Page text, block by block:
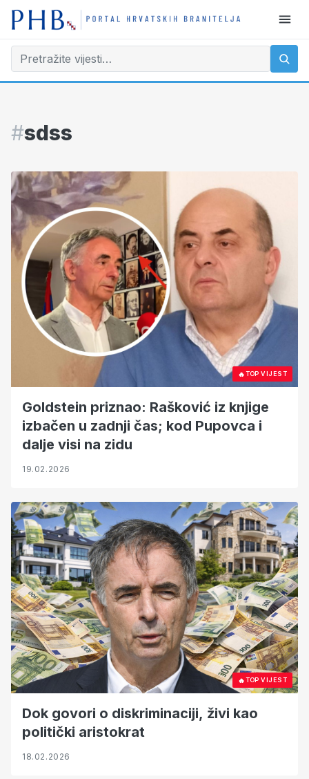
#sdss
🔥TOP VIJEST
Goldstein priznao: Rašković iz knjige
izbačen u zadnji čas; kod Pupovca i
dalje visi na zidu
19.02.2026
🔥TOP VIJEST
Dok govori o diskriminaciji, živi kao
politički aristokrat
18.02.2026